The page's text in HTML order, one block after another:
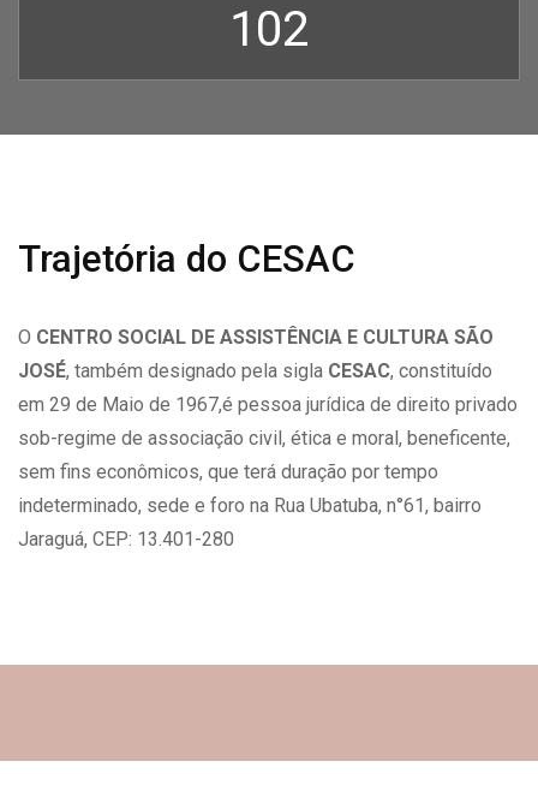
109
Trajetória do CESAC
O CENTRO SOCIAL DE ASSISTÊNCIA E CULTURA SÃO
JOSÉ, também designado pela sigla CESAC, constituído
em 29 de Maio de 1967,é pessoa jurídica de direito privado
sob-regime de associação civil, ética e moral, beneficente,
sem fins econômicos, que terá duração por tempo
indeterminado, sede e foro na Rua Ubatuba, n°61, bairro
Jaraguá, CEP: 13.401-280